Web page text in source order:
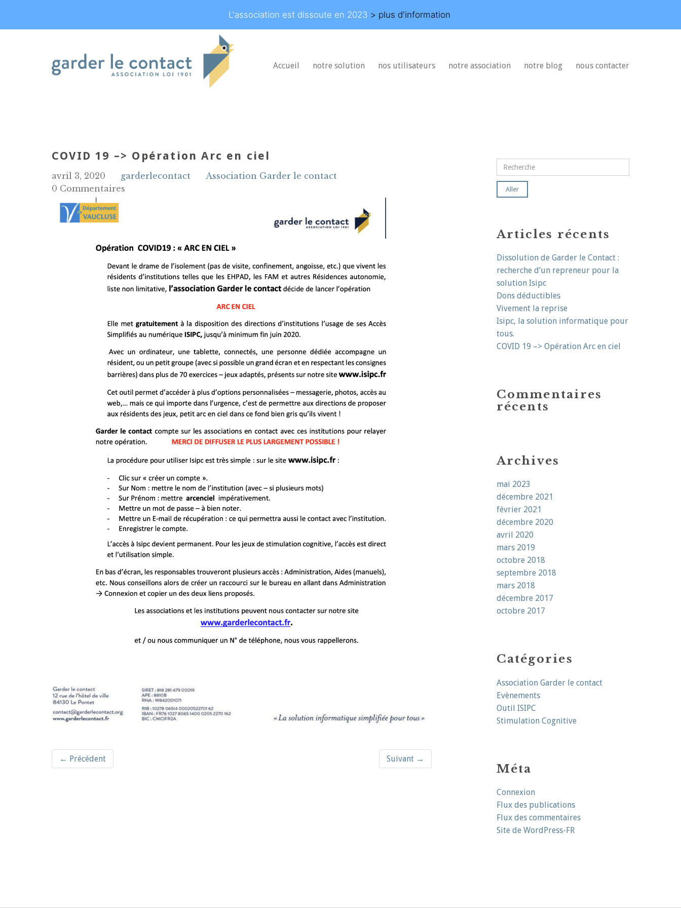
Accueil notre solution nos utilisateurs notre association notre blog nous contacter
COVID 19 –> Opération Arc en ciel
avril 3, 2020 garderlecontact
Association Garder le contact
0 Commentaires
← Précédent Suivant →
Articles récents
Dissolution de Garder le Contact :
recherche d’un repreneur pour la
solution Isipc
Dons déductibles
Vivement la reprise
Isipc, la solution informatique pour
tous.
COVID 19 –> Opération Arc en ciel
Commentaires
récents
Archives
mai 2023
décembre 2021
février 2021
décembre 2020
avril 2020
mars 2019
octobre 2018
septembre 2018
mars 2018
décembre 2017
octobre 2017
Catégories
Association Garder le contact
Evènements
Outil ISIPC
Stimulation Cognitive
Méta
Connexion
Flux des publications
Flux des commentaires
Site de WordPress-FR
L'association est dissoute en 2023 > plus d'information